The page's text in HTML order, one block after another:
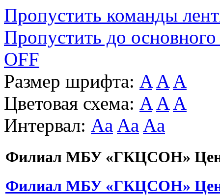
Пропустить команды
Пропустить до основного
OFF
Размер шрифта: A A A
Цветовая схема: A A A
Интервал: Aa Aa Aa
Филиал МБУ «ГКЦСОН»
Филиал МБУ «ГКЦСОН»